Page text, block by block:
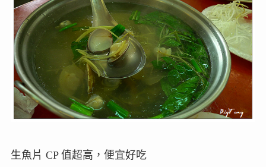
生魚片 CP 值超高，便宜好吃